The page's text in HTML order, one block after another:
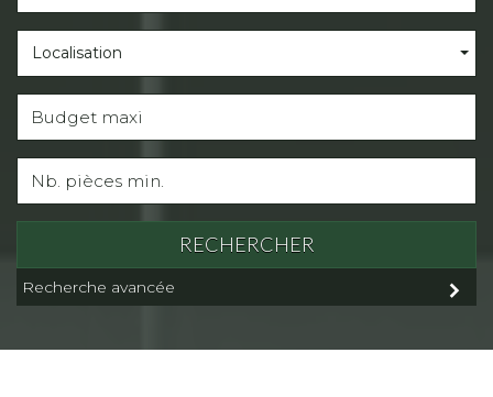
Localisation
RECHERCHER
Recherche avancée